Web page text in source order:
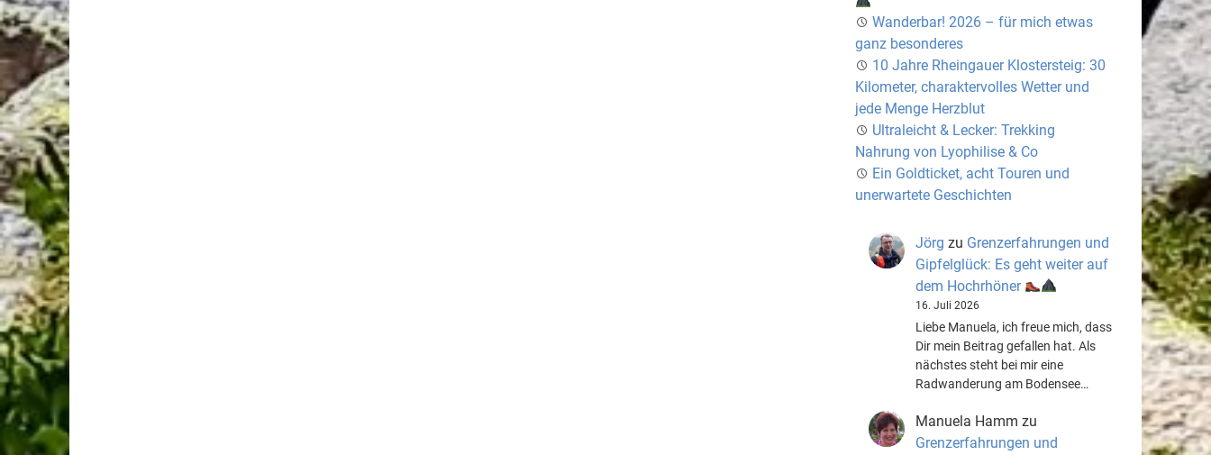
Wanderbar! 2026 – für mich etwas
ganz besonderes
10 Jahre Rheingauer Klostersteig: 30
Kilometer, charaktervolles Wetter und
jede Menge Herzblut
Ultraleicht & Lecker: Trekking
Nahrung von Lyophilise & Co
Ein Goldticket, acht Touren und
unerwartete Geschichten
Jörg zu Grenzerfahrungen und
Gipfelglück: Es geht weiter auf
dem Hochrhöner
16. Juli 2026
Liebe Manuela, ich freue mich, dass
Dir mein Beitrag gefallen hat. Als
nächstes steht bei mir eine
Radwanderung am Bodensee…
Manuela Hamm zu
Grenzerfahrungen und